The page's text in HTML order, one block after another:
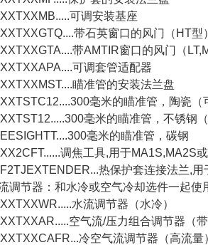
可调安装基座
带石英窗口的风门（ HT型）
带AMTIR窗口的风门（
可调套管适配器
瞄准管的安装法兰盘
毫米的瞄准管，陶瓷（
毫米的瞄准管，不锈钢
毫米的瞄准管，碳钢
调焦工具,用于MA1S,MA2S或
热保护套连接法兰,用
调节器：和水冷或空气冷却选件一起使
水流调节器（水冷）
空气流/压力组合调节器（带
冷空气流调节器（高流量